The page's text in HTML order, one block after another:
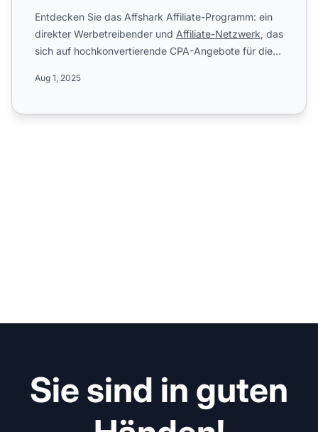
Entdecken Sie das Affshark Affiliate-Programm: ein
direkter Werbetreibender und Affiliate-Netzwerk, das
sich auf hochkonvertierende CPA-Angebote für die
Aug 1, 2025
Sie sind in guten